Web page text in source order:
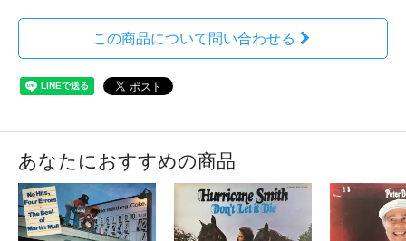
この商品について問い合わせる
あなたにおすすめの商品